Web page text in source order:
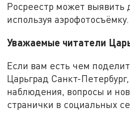
Росреестр может выявить
используя аэрофотосъёмку.
Уважаемые читатели
Если вам есть чем
Царьград Санкт-
наблюдения, вопросы и
странички в социальных